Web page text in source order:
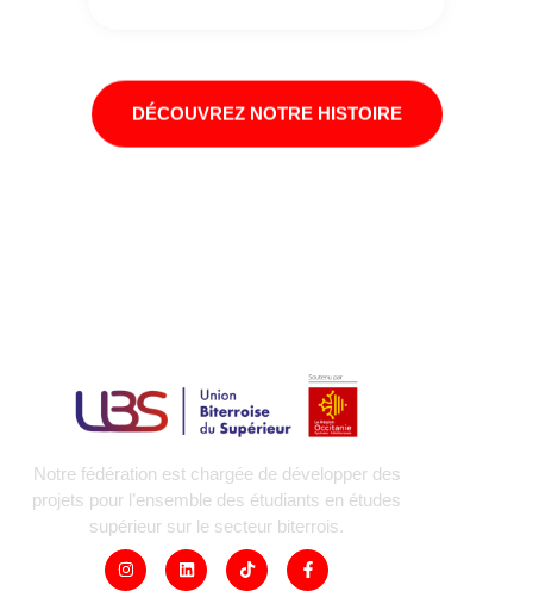
DÉCOUVREZ NOTRE HISTOIRE
Notre fédération est chargée de développer des
projets pour l’ensemble des étudiants en études
supérieur sur le secteur biterrois.